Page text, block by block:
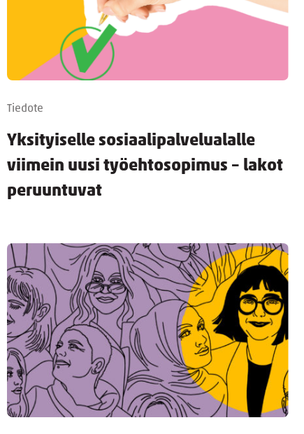
Tiedote
Yksityiselle sosiaalipalvelualalle
viimein uusi työehtosopimus – lakot
peruuntuvat